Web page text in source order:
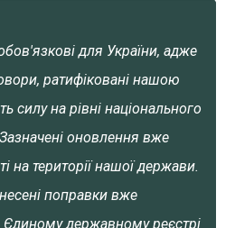
для України, адже
ратифіковані нашою
силу на рівні національного
оновлення вже
на території нашої держави.
поправки вже
Єдиному державному реєстрі